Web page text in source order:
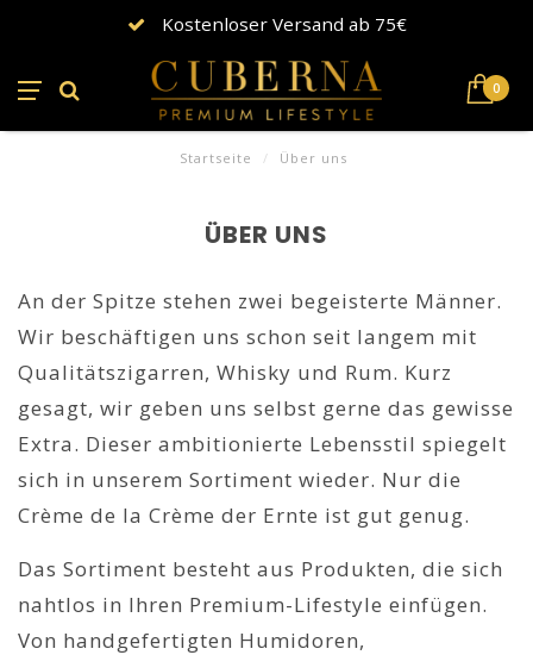
Kostenloser Versand ab 75€
0
Startseite / Über uns
ÜBER UNS
An der Spitze stehen zwei begeisterte Männer.
Wir beschäftigen uns schon seit langem mit
Qualitätszigarren, Whisky und Rum. Kurz
gesagt, wir geben uns selbst gerne das gewisse
Extra. Dieser ambitionierte Lebensstil spiegelt
sich in unserem Sortiment wieder. Nur die
Crème de la Crème der Ernte ist gut genug.
Das Sortiment besteht aus Produkten, die sich
nahtlos in Ihren Premium-Lifestyle einfügen.
Von handgefertigten Humidoren,